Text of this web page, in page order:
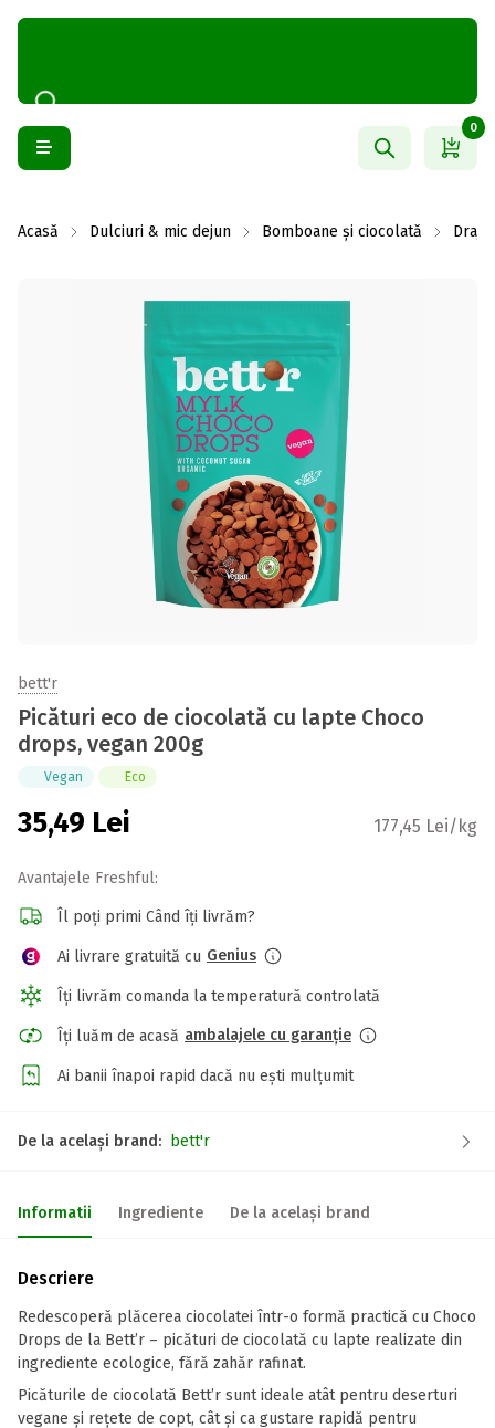
0
Acasă Dulciuri & mic dejun Bomboane și ciocolată
bett'r
Picături eco de ciocolată cu lapte Choco
drops, vegan 200g
Vegan Eco
35,49 Lei 177,45 Lei/kg
Avantajele Freshful:
Îl poți primi Când îți livrăm?
Ai livrare gratuită cu Genius
Îți livrăm comanda la temperatură controlată
Îți luăm de acasă ambalajele cu garanție
Ai banii înapoi rapid dacă nu ești mulțumit
De la același brand: bett'r
Informatii Ingrediente De la același brand
Descriere
Redescoperă plăcerea ciocolatei într-o formă practică cu Choco
Drops de la Bett’r – picături de ciocolată cu lapte realizate din
ingrediente ecologice, fără zahăr rafinat.
Picăturile de ciocolată Bett’r sunt ideale atât pentru deserturi
vegane și rețete de copt, cât și ca gustare rapidă pentru